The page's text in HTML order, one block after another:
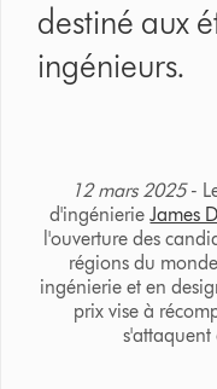
destiné aux
ingénieurs.
12 mars 2025-
d'ingénierieJames
l'ouverture des
régions du
ingénierie et en
prix vise à